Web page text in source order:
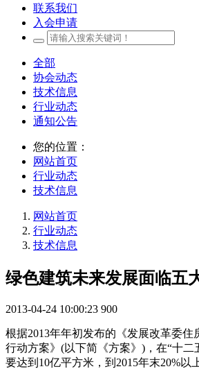
联系我们
入会申请
全部
协会动态
技术信息
行业动态
通知公告
您的位置：
网站首页
行业动态
技术信息
网站首页
行业动态
技术信息
绿色建筑未来发展面临五
2013-04-24 10:00:23 900
根据2013年年初发布的《发展改革委住
行动方案》(以下简《方案》)，在“十二
要达到10亿平方米，到2015年末20%以